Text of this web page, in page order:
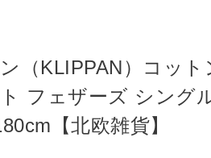
詳しく見る
（KLIPPAN）コット
フェザーズ シング
【北欧雑貨】